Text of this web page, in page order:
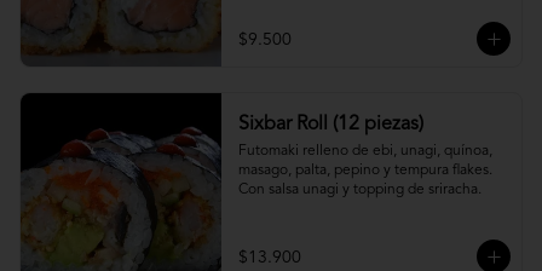
$9.500
Sixbar Roll (12 piezas)
Futomaki relleno de ebi, unagi, quínoa,
masago, palta, pepino y tempura flakes.
Con salsa unagi y topping de sriracha.
$13.900